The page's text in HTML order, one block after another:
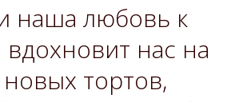
наша любовь к
нас на
тортов,